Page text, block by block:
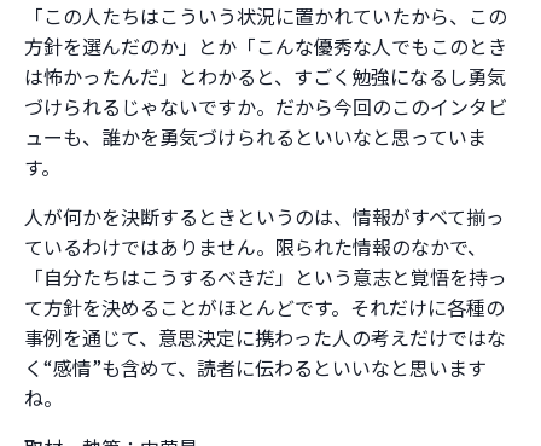
「この人たちはこういう状況に置かれていたから、この
方針を選んだのか」とか「こんな優秀な人でもこのとき
は怖かったんだ」とわかると、すごく勉強になるし勇気
づけられるじゃないですか。だから今回のこのインタビ
ューも、誰かを勇気づけられるといいなと思っていま
す。
人が何かを決断するときというのは、情報がすべて揃っ
ているわけではありません。限られた情報のなかで、
「自分たちはこうするべきだ」という意志と覚悟を持っ
て方針を決めることがほとんどです。それだけに各種の
事例を通じて、意思決定に携わった人の考えだけではな
く“感情”も含めて、読者に伝わるといいなと思います
ね。